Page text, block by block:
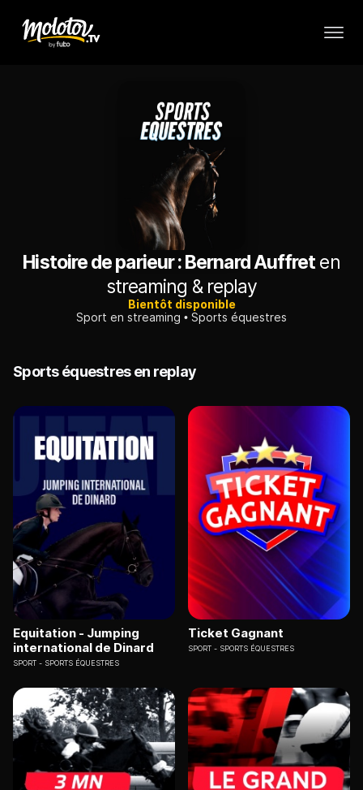
Histoire de parieur : Bernard Auffreten
streaming & replay
Bientôt disponible
Sport en streaming
Sports équestres
Sports équestres en replay
Equitation - Jumping
international de Dinard
SPORT SPORTS ÉQUESTRES
Ticket Gagnant
SPORT SPORTS ÉQUESTRES